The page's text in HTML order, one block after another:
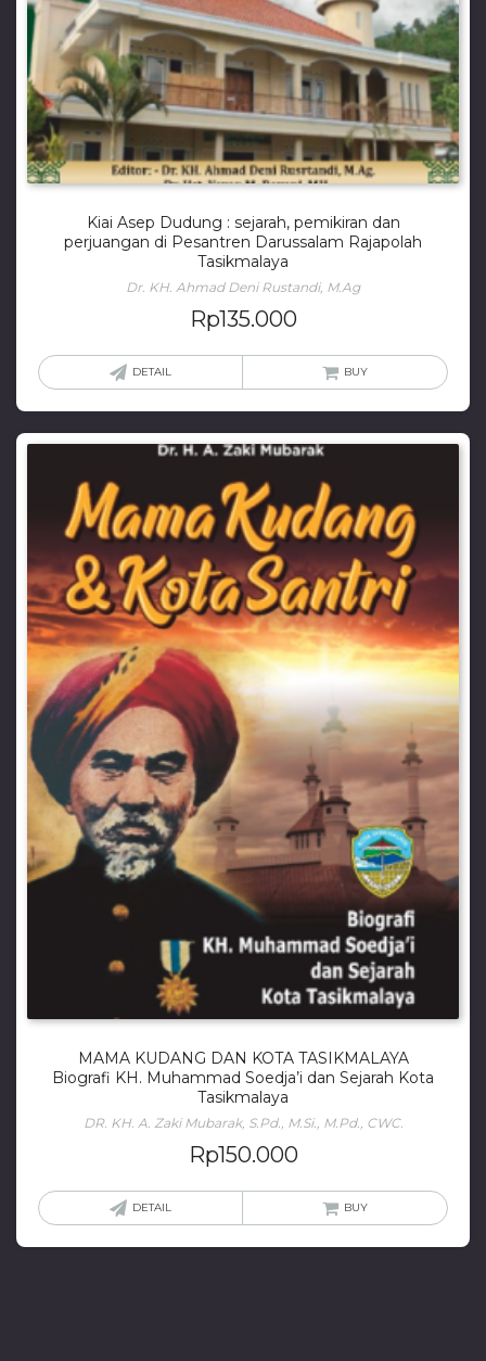
Kiai Asep Dudung : sejarah, pemikiran dan
perjuangan di Pesantren Darussalam Rajapolah
Tasikmalaya
Dr. KH. Ahmad Deni Rustandi, M.Ag
Rp135.000
DETAIL BUY
MAMA KUDANG DAN KOTA TASIKMALAYA
Biografi KH. Muhammad Soedja’i dan Sejarah Kota
Tasikmalaya
DR. KH. A. Zaki Mubarak, S.Pd., M.Si., M.Pd., CWC.
Rp150.000
DETAIL BUY